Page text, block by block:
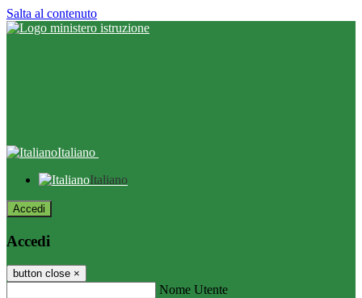
Salta al contenuto
Italiano
Italiano
Accedi
Accedi
button close ×
Nome Utente